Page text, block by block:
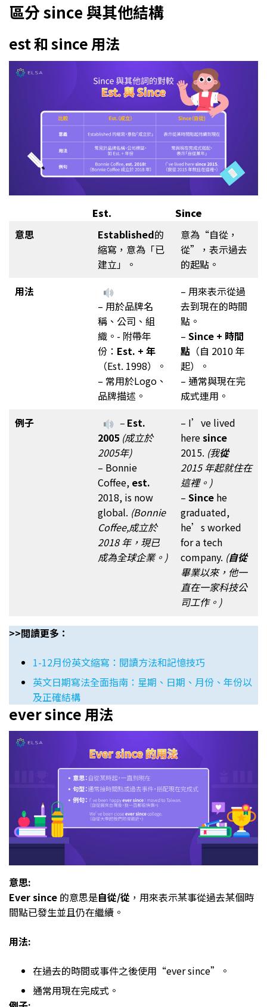
區分 since 與其他結構
est 和 since 用法
Est.
Since
意思
Established的
縮寫，意為「已
建立」。
意為“自從，
從”，表示過去
的起點。
用法
– 用於品牌名
稱、公司、組
織。- 附帶年
份： Est. + 年
（Est. 1998）。
– 常用於Logo、
品牌描述。
– 用來表示從過
去到現在的時間
點。
– Since + 時間
點 （自 2010 年
起）。
– 通常與現在完
成式連用。
例子
– Est.
2005 (成立於
2005年)
– Bonnie
Coffee, est.
2018, is now
global. (Bonnie
Coffee,成立於
2018 年，現已
成為全球企業。)
– I’ve lived
heresince
2015. (我從
2015 年起就住在
這裡。)
– Since he
graduated,
he’s worked
for a tech
company. (自從
畢業以來，他一
直在一家科技公
司工作。)
>>閲讀更多：
1-12月份英文縮寫：閱讀方法和記憶技巧
英文日期寫法全面指南：星期、日期、月份、年份以
及正確結構
ever since 用法
意思:
Ever since 的意思是自從/從 ，用來表示某事從過去某個時
間點已發生並且仍在繼續。
用法:
在過去的時間或事件之後使用“ever since”。
通常用現在完成式。